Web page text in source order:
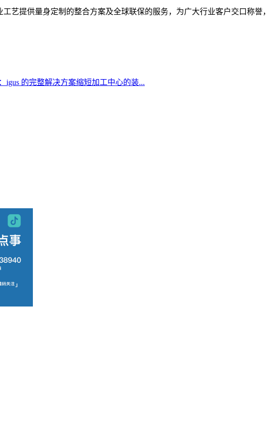
艺提供量身定制的整合方案及全球联保的服务，为广大行业客户交口称誉
igus 的完整解决方案缩短加工中心的装...